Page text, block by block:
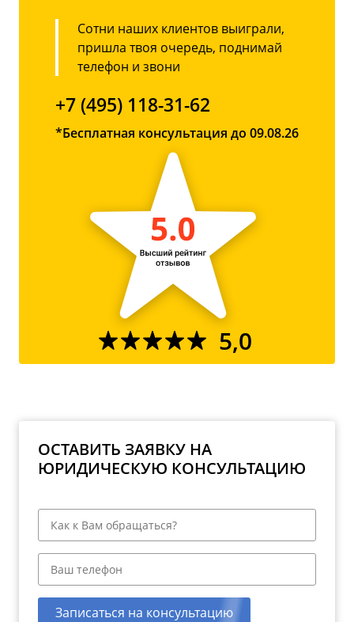
Сотни наших клиентов выиграли,
пришла твоя очередь, поднимай
телефон и звони
+7 (495) 118-31-62
*Бесплатная консультация до 09.08.26
5,0
ОСТАВИТЬ ЗАЯВКУ НА
ЮРИДИЧЕСКУЮ КОНСУЛЬТАЦИЮ
Записаться на консультацию